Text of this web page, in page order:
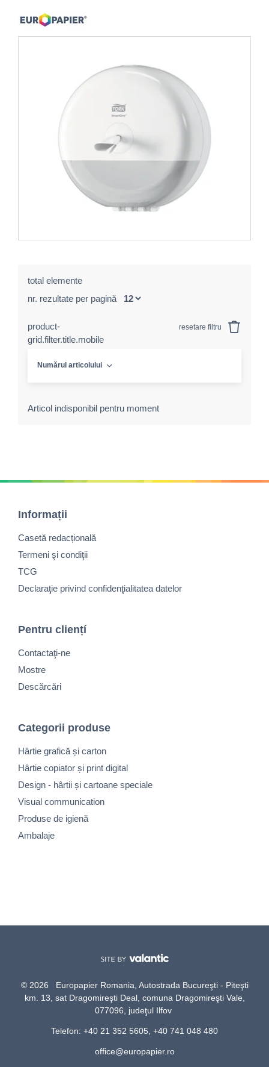
total elemente
nr. rezultate per pagină
product-
grid.filter.title.mobile
resetare filtru
Numărul articolului
Articol indisponibil pentru moment
Informații
Casetă redacțională
Termeni şi condiţii
TCG
Declaraţie privind confidenţialitatea datelor
Pentru cliențí
Contactaţi-ne
Mostre
Descărcări
Categorii produse
Hârtie grafică și carton
Hârtie copiator și print digital
Design - hârtii și cartoane speciale
Visual communication
Produse de igienă
Ambalaje
© 2026 Europapier Romania, Autostrada Bucureşti - Piteşti
km. 13, sat Dragomireşti Deal, comuna Dragomireşti Vale,
077096, judeţul Ilfov
Telefon: +40 21 352 5605, +40 741 048 480
office@europapier.ro